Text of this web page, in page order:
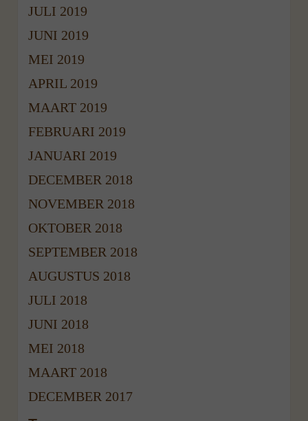
JULI 2019
JUNI 2019
MEI 2019
APRIL 2019
MAART 2019
FEBRUARI 2019
JANUARI 2019
DECEMBER 2018
NOVEMBER 2018
OKTOBER 2018
SEPTEMBER 2018
AUGUSTUS 2018
JULI 2018
JUNI 2018
MEI 2018
MAART 2018
DECEMBER 2017